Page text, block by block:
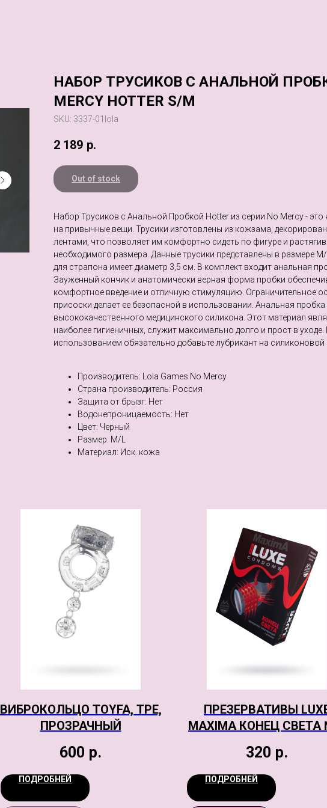
НАБОР ТРУСИКОВ С АНАЛЬНОЙ
MERCY HOTTER S/M
SKU: 3337-01lola
2 189 р.
Out of stock
Набор Трусиков с Анальной Пробкой Hotter из серии No Mercy - это
на привычные вещи. Трусики изготовлены из кожзама,
лентами, что позволяет им комфортно сидеть по фигуре и
необходимого размера. Данные трусики представлены в размере
для страпона имеет диаметр 3,5 см. В комплект входит анальная
Зауженный кончик и анатомически верная форма пробки
комфортное введение и отличную стимуляцию. Ограничительное
присоски делает ее безопасной в использовании. Анальная
высококачественного медицинского силикона. Этот материал
наиболее гигиеничных, служит максимально долго и прост в уходе.
использованием обязательно добавьте лубрикант на силиконовой
Производитель: Lola Games No Mercy
Страна производитель: Россия
Защита от брызг: Нет
Водонепроницаемость: Нет
Цвет: Черный
Размер: M/L
Материал: Иск. кожа
ВИБРОКОЛЬЦО TOYFA, TPE,
ПРОЗРАЧНЫЙ
600 р.
ПОДРОБНЕЙ
ПРЕЗЕРВАТИВЫ
MAXIMA КОНЕЦ СВЕТА
320 р.
ПОДРОБНЕЙ